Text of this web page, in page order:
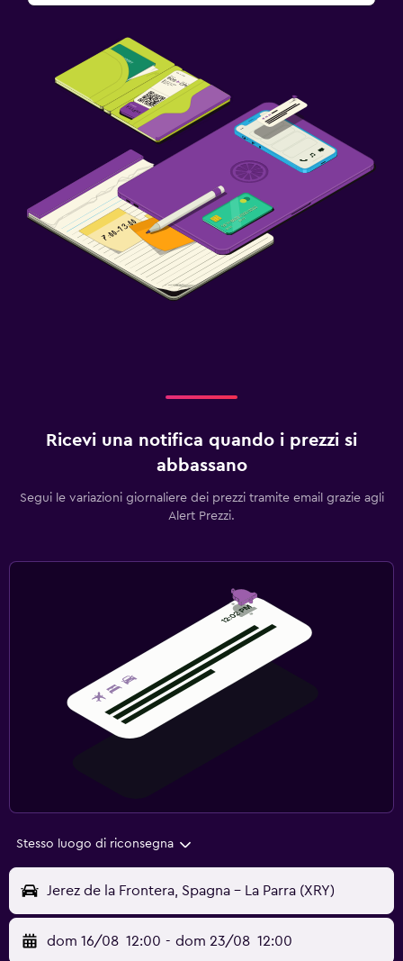
Ricevi una notifica quando i prezzi si
abbassano
Segui le variazioni giornaliere dei prezzi tramite email grazie agli
Alert Prezzi.
Stesso luogo di riconsegna
Jerez de la Frontera, Spagna - La Parra (XRY)
dom 16/08 12:00 - dom 23/08 12:00